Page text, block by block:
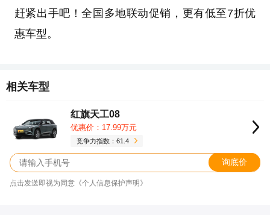
赶紧出手吧！全国多地联动促销，更有低至7折优
惠车型。
相关车型
红旗天工08
优惠价：17.99万元
竞争力指数：61.4
询底价
点击发送即视为同意《个人信息保护声明》